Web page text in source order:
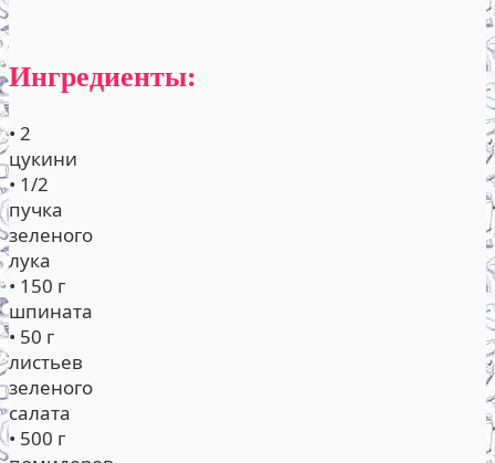
Ингредиенты:
• 2
цукини
• 1/2
пучка
зеленого
лука
• 150 г
шпината
• 50 г
листьев
зеленого
салата
• 500 г